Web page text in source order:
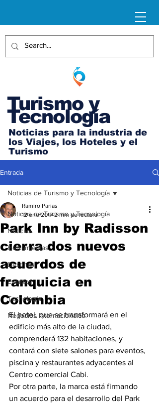
Turismo y
Tecnología
Noticias para la industria de
los Viajes, los Hoteles y el
Turismo
Entrada
Noticias de Turismo y Tecnología
Noticias
Herramientas
Destinos
Eventos
Tecnología
Negocios Internacionales
Noticias de Turismo y Tecnología
Park Inn by Radisson
cierra dos nuevos
acuerdos de
franquicia en
Colombia
Ramiro Parias
12 ene 2017 2 min de lectura
El hotel, que se transformará en el
edificio más alto de la ciudad,
comprenderá 132 habitaciones, y
contará con siete salones para eventos,
piscina y restaurantes adyacentes al
Centro comercial Cabi.
Por otra parte, la marca está firmando
un acuerdo para el desarrollo del Park